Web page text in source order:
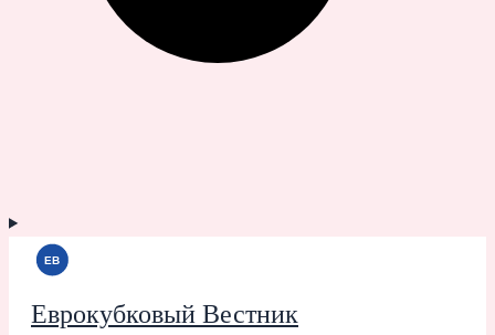
Еврокубковый Вестник